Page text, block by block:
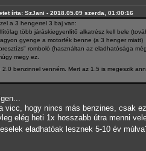
írta: SzJani - 2018.05.09 szerda, 01:00:16
a 3 hengerrel 3 baj van:
több járáskiegyenlítő alkatrész kell bele
gyenge a motorfék benne (a 3 henger miatt)
romboló (használtan az eladhatósága
megy ez.
2.0 benzinnel venném. Mert az 1.5 is megeszik
vicc, hogy nincs más benzines, csak
elég heti 1x hosszabb útra menni
eladhatóak lesznek 5-10 év